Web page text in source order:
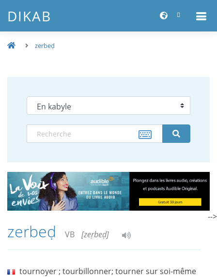
DIKAB
zerbeḍ
zerbeḍ VB [zeṛbeḍ]
tournoyer ; tourbillonner; tourner sur soi-même
-->